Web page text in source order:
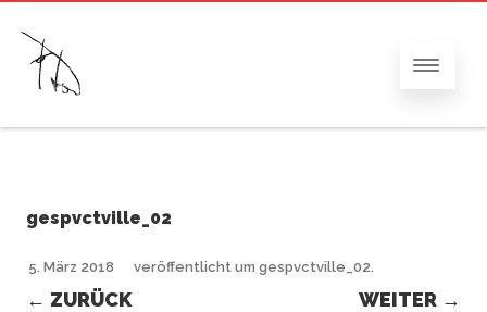
gespvctville_02
veröffentlicht
5. März 2018 um gespvctville_02.
← ZURÜCK WEITER →